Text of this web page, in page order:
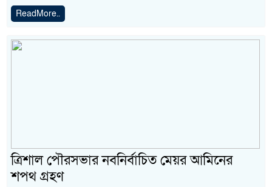
ReadMore..
ত্রিশাল পৌরসভার নবনির্বাচিত মেয়র আমিনের
শপথ গ্রহণ